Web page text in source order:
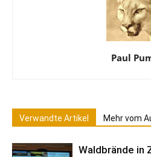
Paul
Verwandte Artikel Mehr vom
Waldbrände in